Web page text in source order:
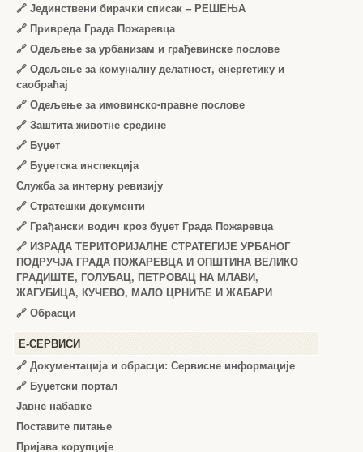
🔗 Јединствени бирачки списак – РЕШЕЊА
🔗 Привреда Града Пожаревца
🔗 Одељење за урбанизам и грађевинске послове
🔗 Одељење за комуналну делатност, енергетику и
саобраћај
🔗 Одељење за имовинско-правне послове
🔗 Заштита животне средине
🔗 Буџет
🔗 Буџетска инспекција
Служба за интерну ревизију
🔗 Стратешки документи
🔗 Грађански водич кроз буџет Града Пожаревца
🔗 ИЗРАДА ТЕРИТОРИЈАЛНЕ СТРАТЕГИЈЕ УРБАНОГ
ПОДРУЧЈА ГРАДА ПОЖАРЕВЦА И ОПШТИНА ВЕЛИКО
ГРАДИШТЕ, ГОЛУБАЦ, ПЕТРОВАЦ НА МЛАВИ,
ЖАГУБИЦА, КУЧЕВО, МАЛО ЦРНИЋЕ И ЖАБАРИ
🔗 Обрасци
Е-СЕРВИСИ
🔗 Документација и обрасци: Сервисне информације
🔗 Буџетски портал
Јавне набавке
Поставите питање
Пријава корупције